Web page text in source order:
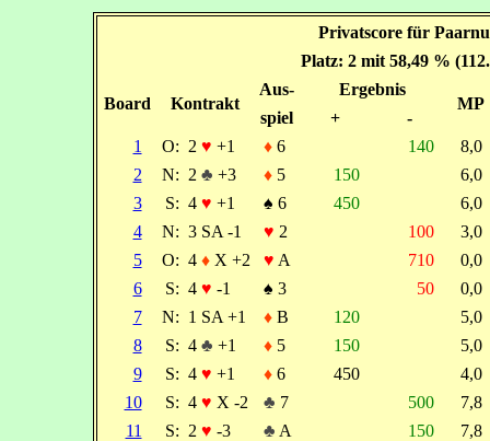
Privatscore für
Platz: 2 mit 58,49 %
Board Kontrakt
Aus- Ergebnis
MP
spiel +
-
1
O: 2 ♥ +1 ♦6 140
8,0
2
N: 2 ♣ +3 ♦5 150
6,0
3
S: 4 ♥ +1 ♠ 6 450
6,0
4
N: 3 SA -1 ♥ 2 100
3,0
5
O: 4 ♦X +2 ♥ A 710
0,0
6
S: 4 ♥ -1 ♠ 3 50
0,0
7
N: 1 SA +1 ♦B 120
5,0
8
S: 4 ♣ +1 ♦5 150
5,0
9
S: 4 ♥ +1 ♦6 450
4,0
10
S: 4 ♥ X -2 ♣ 7 500
7,8
11
S: 2 ♥ -3 ♣ A 150
7,8